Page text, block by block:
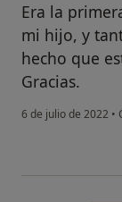
Era la
mi hijo, y
hecho que
Gracias.
6 de julio de 2022 •